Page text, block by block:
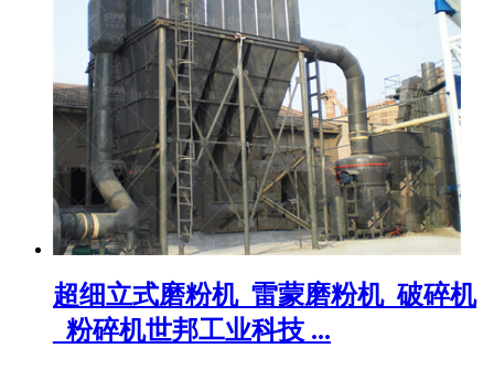
超细立式磨粉机_雷蒙磨粉机_破碎机
_粉碎机世邦工业科技 ...